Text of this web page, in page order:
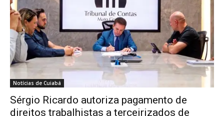
Notícias de Cuiabá
Sérgio Ricardo autoriza pagamento de
direitos trabalhistas a terceirizados de